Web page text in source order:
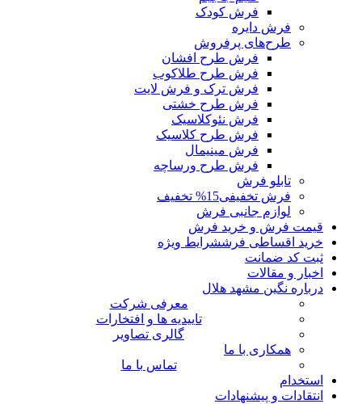
فرش کودک
فرش دایره
طرح‌های پرفروش
فرش طرح افشان
فرش طرح طلاکوب
فرش ترک و فرش لایت
فرش طرح خشتی
فرش نئوکلاسیک
فرش طرح کلاسیک
فرش مینیمال
فرش طرح ورساچه
تابلو فرش
فرش تخفیفی15% تخفیف
لوازم جانبی فرش
قیمت فرش و خرید فرش
خرید اقساطی فرششرایط ویژه
ثبت کد ضمانت
اخبار و مقالات
درباره نگین مشهد هلال
معرفی شرکت
تاییدیه ها و افتخارات
گالری تصاویر
همکاری با ما
تماس با ما
استخدام
انتقادات و پیشنهادات